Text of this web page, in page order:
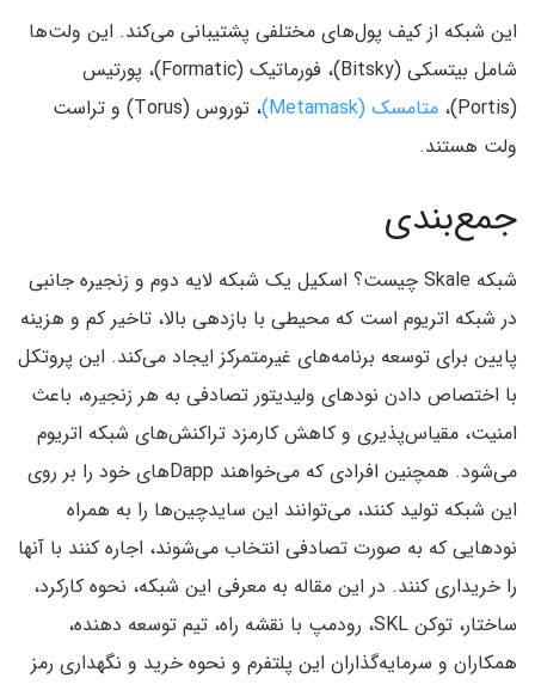
این شبکه از کیف پول‌های مختلفی پشتیبانی می‌کند. این ولت‌ها
شامل بیتسکی (Bitsky)، فورماتیک (Formatic)، پورتیس
(Portis)،
متامسک (Metamask)
، توروس (Torus) و تراست
ولت هستند.
جمع‌بندی
شبکه Skale چیست؟ اسکیل یک شبکه لایه دوم و زنجیره جانبی
در شبکه اتریوم است که محیطی با بازدهی بالا، تاخیر کم و هزینه
پایین برای توسعه برنامه‌های غیرمتمرکز ایجاد می‌کند. این پروتکل
با اختصاص دادن نودهای ولیدیتور تصادفی به هر زنجیره، باعث
امنیت، مقیاس‌پذیری و کاهش کارمزد تراکنش‌های شبکه اتریوم
می‌شود. همچنین افرادی که می‌خواهند Dappهای خود را بر روی
این شبکه تولید کنند، می‌توانند این سایدچین‌ها را به همراه
نودهایی که به صورت تصادفی انتخاب می‌شوند، اجاره کنند با آنها
را خریداری کنند. در این مقاله به معرفی این شبکه، نحوه کارکرد،
ساختار، توکن SKL، رودمپ با نقشه راه، تیم توسعه دهنده،
همکاران و سرمایه‌گذاران این پلتفرم و نحوه خرید و نگهداری رمز